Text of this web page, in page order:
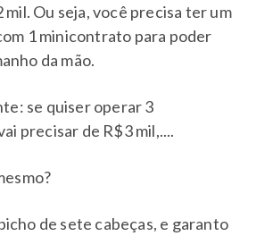
Ou seja, você precisa ter um
1 minicontrato para poder
da mão.
se quiser operar 3
precisar de R$3 mil,....
de sete cabeças, e garanto